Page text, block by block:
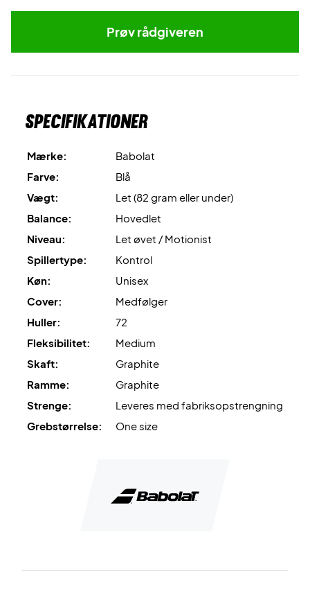
Prøv rådgiveren
Specifikationer
Mærke:
Babolat
Farve:
Blå
Vægt:
Let (82 gram eller under)
Balance:
Hovedlet
Niveau:
Let øvet / Motionist
Spillertype:
Kontrol
Køn:
Unisex
Cover:
Medfølger
Huller:
72
Fleksibilitet:
Medium
Skaft:
Graphite
Ramme:
Graphite
Strenge:
Leveres med fabriksopstrengning
Grebstørrelse:
One size